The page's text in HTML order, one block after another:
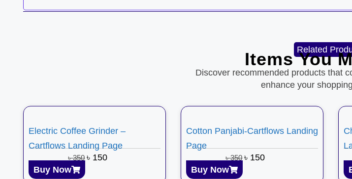
Related
Items You
Discover recommended products that
enhance your
Electric Coffee Grinder –
Cartflows Landing Page
৳350 ৳ 150
Buy Now
Cotton Panjabi-Cartflows Landing
Page
৳350 ৳ 150
Buy Now